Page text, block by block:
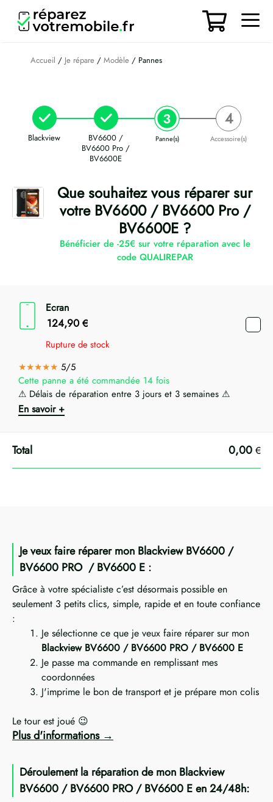
contenu
Accueil / Je répare / Modèle / Pannes
Blackview
BV6600 /
BV6600 Pro /
BV6600E
Panne(s) Accessoire(s)
Que souhaitez vous réparer sur
votre BV6600 / BV6600 Pro /
BV6600E ?
Bénéficier de -25€ sur votre réparation avec le
code QUALIREPAR
Ecran
124,90 €
Rupture de stock
★★★★★ 5/5
Cette panne a été commandée 14 fois
⚠ Délais de réparation entre 3 jours et 3 semaines ⚠
En savoir +
0,00 €
Je veux faire réparer mon Blackview BV6600 /
BV6600 PRO / BV6600 E :
Grâce à votre spécialiste c’est désormais possible en
seulement 3 petits clics, simple, rapide et en toute confiance
:
Je sélectionne ce que je veux faire réparer sur mon
Blackview BV6600 / BV6600 PRO / BV6600 E
Je passe ma commande en remplissant mes
coordonnées
J'imprime le bon de transport et je prépare mon colis
Le tour est joué 😉
Plus d'informations
Déroulement la réparation de mon Blackview
BV6600 / BV6600 PRO / BV6600 E en 24/48h: